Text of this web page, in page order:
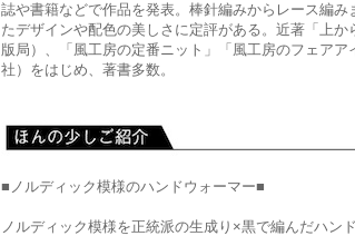
誌や書籍などで作品を発表。棒針編みからレース編
たデザインや配色の美しさに定評がある。近著「上
版局）、「風工房の定番ニット」「風工房のフェア
社）をはじめ、著書多数。
■ノルディック模様のハンドウォーマー■
ノルディック模様を正統派の生成り×黒で編んだハン